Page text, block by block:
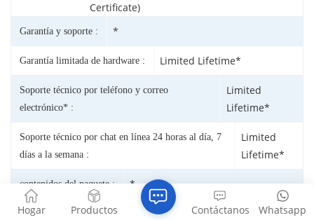
Certificate)
Garantía y soporte : *
Garantía limitada de hardware : Limited Lifetime*
Soporte técnico por teléfono y correo
electrónico* :
Limited
Lifetime*
Soporte técnico por chat en línea 24 horas al día, 7
días a la semana :
Limited
Lifetime*
contenidos del paquete :
*
Smart Industrial Switch ； Brackets and
Hogar Productos Whatsapp
Contáctanos